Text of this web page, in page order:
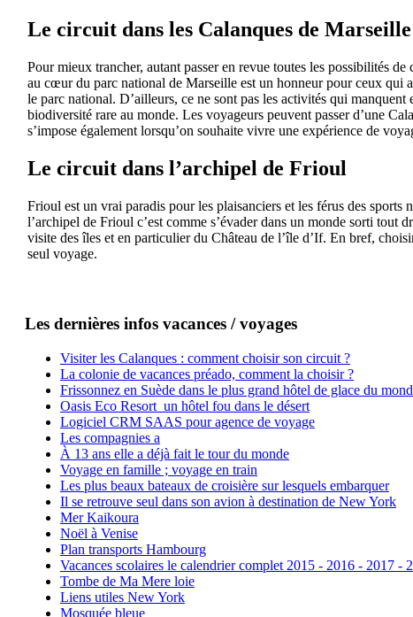
Le circuit dans les Calanques de Marseille
Pour mieux trancher, autant passer en revue toutes les possibilités
au cœur du parc national de Marseille est un honneur pour ceux qui
le parc national. D’ailleurs, ce ne sont pas les activités qui
biodiversité rare au monde. Les voyageurs peuvent passer d’une
s’impose également lorsqu’on souhaite vivre une expérience de
Le circuit dans l’archipel de Frioul
Frioul est un vrai paradis pour les plaisanciers et les férus des sports
l’archipel de Frioul c’est comme s’évader dans un monde sorti tout
visite des îles et en particulier du Château de l’île d’If. En bref,
seul voyage.
Les dernières infos vacances / voyages
Visiter les Calanques : comment choisir son circuit ?
La colonie de vacances préado, comment la choisir ?
Frissonnez en Suède dans le plus grand hôtel de glace du
Oasis Eco Resort un hôtel fou dans le désert
Logiciel CRM SAAS pour agence de voyage
Les compagnies a
À 13 ans elle a déjà fait le tour du monde
Voyage en famille ; voyage en train
Les plus beaux bateaux de croisière sur lesquels embarquer
Il se retrouve seul dans son avion à destination de New York
Mer Kaikoura
Noël à Venise
Plan transports Hambourg
Vacances scolaires le calendrier complet 2015 - 2016 - 2017 -
Tombe de Ma Mere loie
Liens utiles New York
Mosquée bleue